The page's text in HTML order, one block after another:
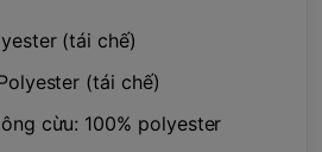
(tái chế)
(tái chế)
cừu: 100% polyester